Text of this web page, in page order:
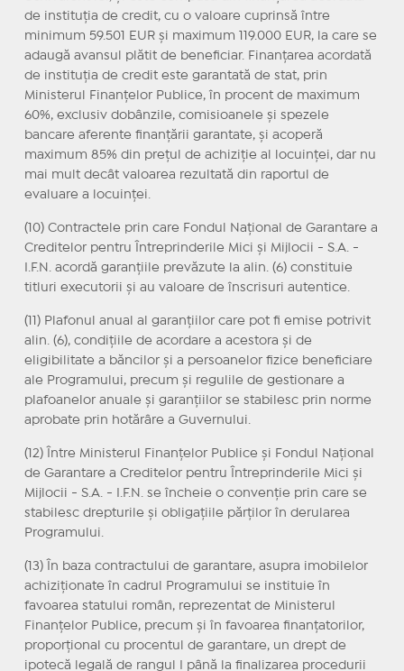
de instituția de credit, cu o valoare cuprinsă între
minimum 59.501 EUR și maximum 119.000 EUR, la care se
adaugă avansul plătit de beneficiar. Finanțarea acordată
de instituția de credit este garantată de stat, prin
Ministerul Finanțelor Publice, în procent de maximum
60%, exclusiv dobânzile, comisioanele și spezele
bancare aferente finanțării garantate, și acoperă
maximum 85% din prețul de achiziție al locuinței, dar nu
mai mult decât valoarea rezultată din raportul de
evaluare a locuinței.
(10) Contractele prin care Fondul Național de Garantare a
Creditelor pentru Întreprinderile Mici și Mijlocii - S.A. -
I.F.N. acordă garanțiile prevăzute la alin. (6) constituie
titluri executorii și au valoare de înscrisuri autentice.
(11) Plafonul anual al garanțiilor care pot fi emise potrivit
alin. (6), condițiile de acordare a acestora și de
eligibilitate a băncilor și a persoanelor fizice beneficiare
ale Programului, precum și regulile de gestionare a
plafoanelor anuale și garanțiilor se stabilesc prin norme
aprobate prin hotărâre a Guvernului.
(12) Între Ministerul Finanțelor Publice și Fondul Național
de Garantare a Creditelor pentru Întreprinderile Mici și
Mijlocii - S.A. - I.F.N. se încheie o convenție prin care se
stabilesc drepturile și obligațiile părților în derularea
Programului.
(13) În baza contractului de garantare, asupra imobilelor
achiziționate în cadrul Programului se instituie în
favoarea statului român, reprezentat de Ministerul
Finanțelor Publice, precum și în favoarea finanțatorilor,
proporțional cu procentul de garantare, un drept de
ipotecă legală de rangul I până la finalizarea procedurii